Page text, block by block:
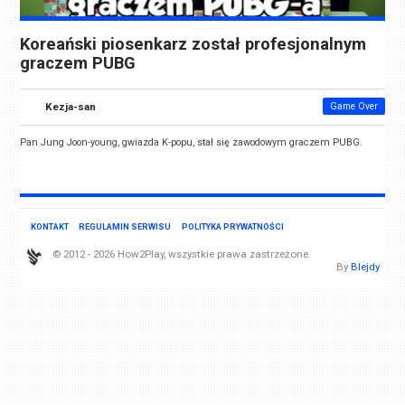
Koreański piosenkarz został profesjonalnym
graczem PUBG
Kezja-san Game Over
Pan Jung Joon-young, gwiazda K-popu, stał się zawodowym graczem PUBG.
KONTAKT REGULAMIN SERWISU POLITYKA PRYWATNOŚCI
© 2012 - 2026 How2Play, wszystkie prawa zastrzeżone.
By Blejdy